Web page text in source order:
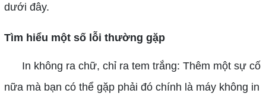
dưới đây.
Tìm hiểu một số lỗi thường gặp
In không ra chữ, chỉ ra tem trắng: Thêm một sự cố
nữa mà bạn có thể gặp phải đó chính là máy không in